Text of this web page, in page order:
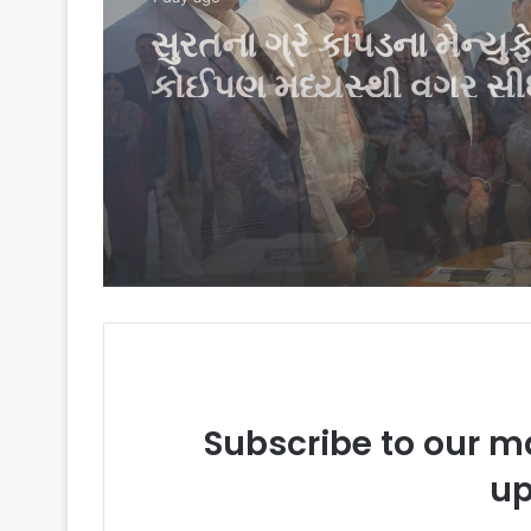
પીઅર્સને વિદેશમાં અભ્યાસ
ઈચ્છતા વિદ્યાર્થીઓ માટે
પીટીઈ પાર્ટનર મીટનું
Subscribe to our